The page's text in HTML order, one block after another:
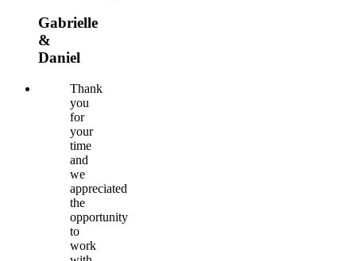
Gabrielle
&
Daniel
Thank
you
for
your
time
and
we
appreciated
the
opportunity
to
work